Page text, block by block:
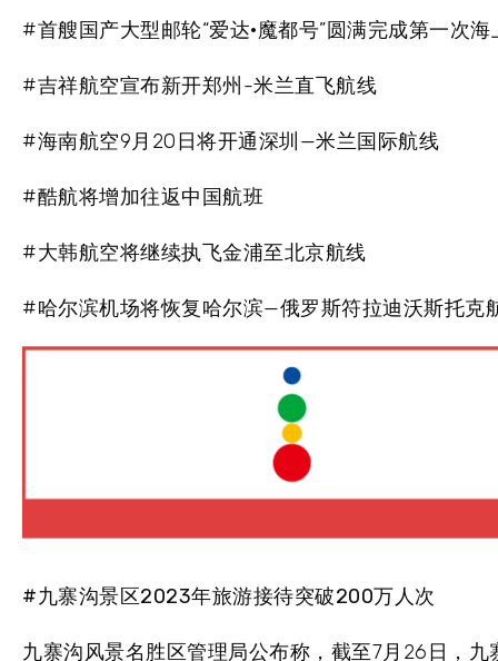
#首艘国产大型邮轮“爱达·魔都号”圆满完成第一次海
#吉祥航空宣布新开郑州-米兰直飞航线
#海南航空9月20日将开通深圳—米兰国际航线
#酷航将增加往返中国航班
#大韩航空将继续执飞金浦至北京航线
#哈尔滨机场将恢复哈尔滨—俄罗斯符拉迪沃斯托克
#九寨沟景区2023年旅游接待突破200万人次
九寨沟风景名胜区管理局公布称，截至7月26日，